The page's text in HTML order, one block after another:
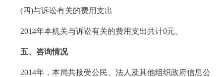
(四)与诉讼有关的费用支出
2014年本机关与诉讼有关的费用支出共计0元。
五、咨询情况
2014年，本局共接受公民、法人及其他组织政府信息公